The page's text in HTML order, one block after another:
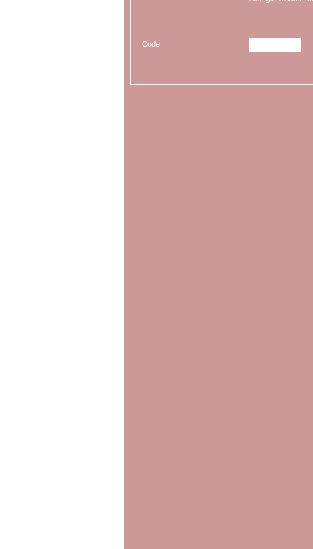
Code